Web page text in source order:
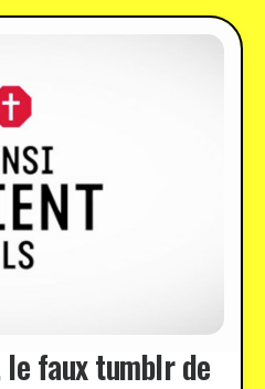
faux tumblr de